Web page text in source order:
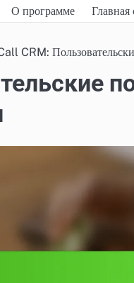
О программе Главная
CRM: